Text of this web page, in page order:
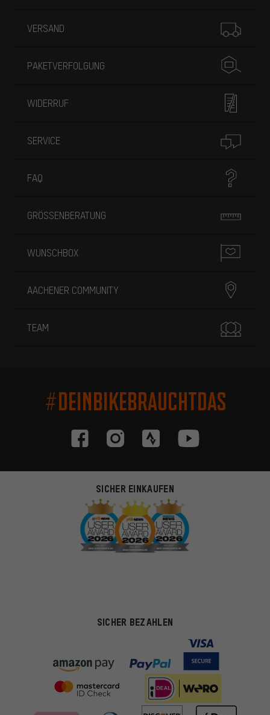
VERSAND
PAKETVERFOLGUNG
WIDERRUF
SERVICE
FAQ
GRÖSSENBERATUNG
WUNSCHBOX
AACHENER COMMUNITY
TEAM
#DEINBIKEBRAUCHTDAS
SICHER EINKAUFEN
SICHER BEZAHLEN